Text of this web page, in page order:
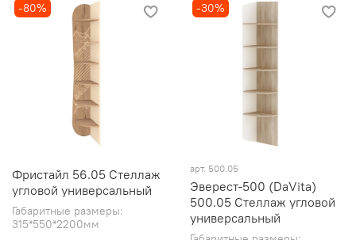
-80%
Фристайл 56.05 Стеллаж
угловой универсальный
Габаритные размеры:
315*550*2200мм
-30%
арт. 500.05
Эверест-500 (DaVita)
500.05 Стеллаж угловой
универсальный